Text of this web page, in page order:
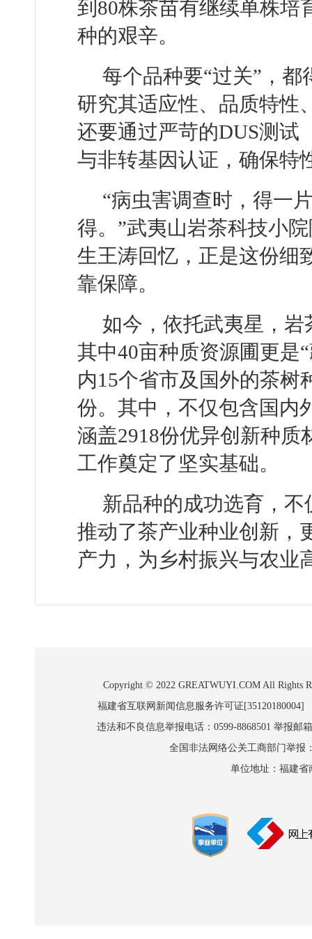
到80株茶苗有继续单株培
种的艰辛。
每个品种要“过关”，
研究其适应性、品质特性
还要通过严苛的DUS测试
与非转基因认证，确保特
“病虫害调查时，得一
得。”武夷山岩茶科技小
生王涛回忆，正是这份细
靠保障。
如今，依托武夷星，
其中40亩种质资源圃更是
内15个省市及国外的茶树
份。其中，不仅包含国内
涵盖2918份优异创新种
工作奠定了坚实基础。
新品种的成功选育，
推动了茶产业种业创新，
产力，为乡村振兴与农业
Copyright © 2022 GREATWUYI.COM All Rights
福建省互联网新闻信息服务许可证
违法和不良信息举报电话：0599-8868501 举报邮
全国非法网络公关工商部门举报
单位地址：福建省